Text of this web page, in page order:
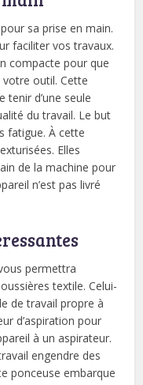
sa prise en main.
faciliter vos travaux.
compacte pour que
outil. Cette
d’une seule
du travail. Le but
fatigue. À cette
Elles
de la machine pour
n’est pas livré
permettra
textile. Celui-
de travail propre à
d’aspiration pour
à un aspirateur.
engendre des
ponceuse embarque